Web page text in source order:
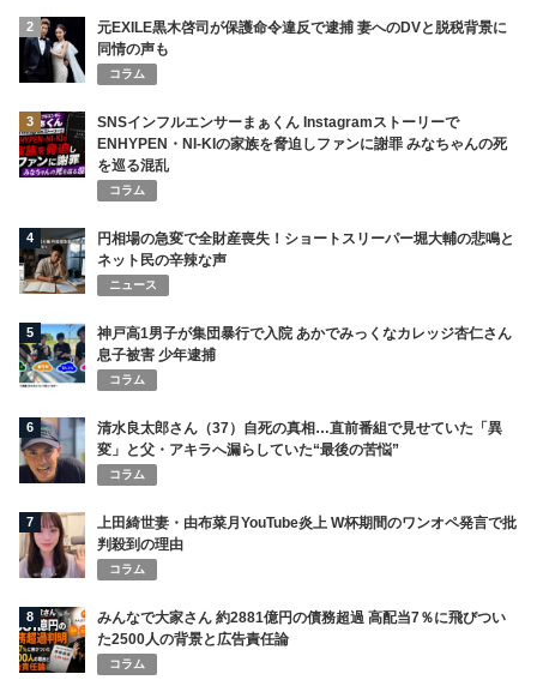
2
元EXILE黒木啓司が保護命令違反で逮捕 妻へのDVと脱税背景に
同情の声も
コラム
3
SNSインフルエンサーまぁくん Instagramストーリーで
ENHYPEN・NI-KIの家族を脅迫しファンに謝罪 みなちゃんの死
を巡る混乱
コラム
4
円相場の急変で全財産喪失！ショートスリーパー堀大輔の悲鳴と
ネット民の辛辣な声
ニュース
5
神戸高1男子が集団暴行で入院 あかでみっくなカレッジ杏仁さん
息子被害 少年逮捕
コラム
6
清水良太郎さん（37）自死の真相…直前番組で見せていた「異
変」と父・アキラへ漏らしていた“最後の苦悩”
コラム
7
上田綺世妻・由布菜月YouTube炎上 W杯期間のワンオペ発言で批
判殺到の理由
コラム
8
みんなで大家さん 約2881億円の債務超過 高配当7％に飛びつい
た2500人の背景と広告責任論
コラム